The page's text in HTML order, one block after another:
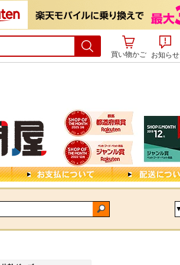
買い物かご お知らせ